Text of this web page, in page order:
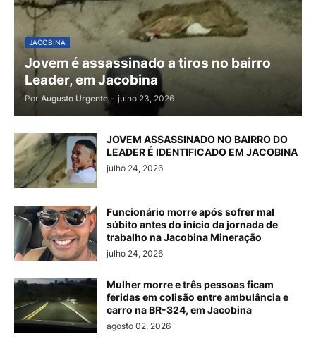
JACOBINA
Jovem é assassinado a tiros no bairro
Leader, em Jacobina
Por Augusto Urgente - julho 23, 2026
JOVEM ASSASSINADO NO BAIRRO DO
LEADER É IDENTIFICADO EM JACOBINA
julho 24, 2026
Funcionário morre após sofrer mal
súbito antes do início da jornada de
trabalho na Jacobina Mineração
julho 24, 2026
Mulher morre e três pessoas ficam
feridas em colisão entre ambulância e
carro na BR-324, em Jacobina
agosto 02, 2026